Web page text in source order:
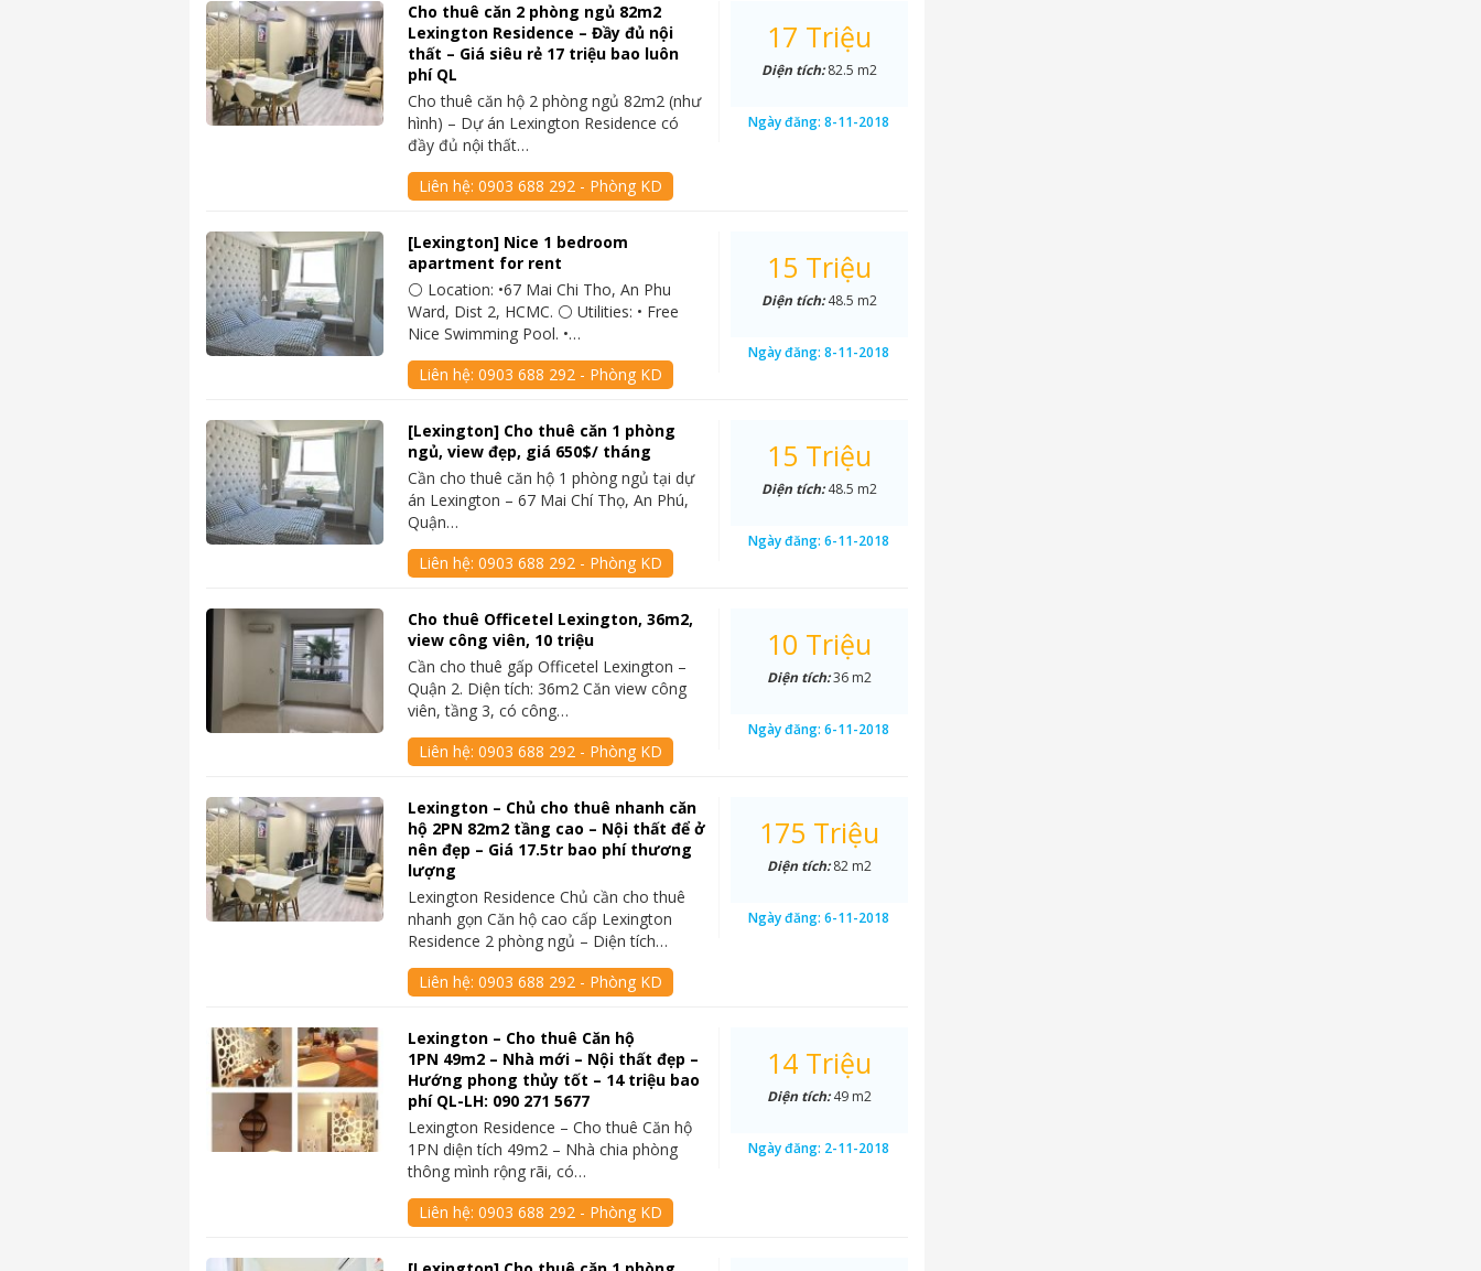
Cho thuê căn 2 phòng ngủ 82m2
Lexington Residence – Đầy đủ nội
thất – Giá siêu rẻ 17 triệu bao luôn
phí QL
Cho thuê căn hộ 2 phòng ngủ 82m2 (như
hình) – Dự án Lexington Residence có
đầy đủ nội thất…
Liên hệ:0903 688 292 - Phòng KD
17 Triệu
Diện tích:82.5 m2
Ngày đăng:8-11-2018
[Lexington] Nice 1 bedroom
apartment for rent
⚪ Location: •67 Mai Chi Tho, An Phu
Ward, Dist 2, HCMC. ⚪ Utilities: • Free
Nice Swimming Pool. •…
Liên hệ:0903 688 292 - Phòng KD
15 Triệu
Diện tích:48.5 m2
Ngày đăng:8-11-2018
[Lexington] Cho thuê căn 1 phòng
ngủ, view đẹp, giá 650$/ tháng
Cần cho thuê căn hộ 1 phòng ngủ tại dự
án Lexington – 67 Mai Chí Thọ, An Phú,
Quận…
Liên hệ:0903 688 292 - Phòng KD
15 Triệu
Diện tích:48.5 m2
Ngày đăng:6-11-2018
Cho thuê Officetel Lexington, 36m2,
view công viên, 10 triệu
Cần cho thuê gấp Officetel Lexington –
Quận 2. Diện tích: 36m2 Căn view công
viên, tầng 3, có công…
Liên hệ:0903 688 292 - Phòng KD
10 Triệu
Diện tích:36 m2
Ngày đăng:6-11-2018
Lexington – Chủ cho thuê nhanh căn
hộ 2PN 82m2 tầng cao – Nội thất để ở
nên đẹp – Giá 17.5tr bao phí thương
lượng
Lexington Residence Chủ cần cho thuê
nhanh gọn Căn hộ cao cấp Lexington
Residence 2 phòng ngủ – Diện tích…
Liên hệ:0903 688 292 - Phòng KD
175 Triệu
Diện tích:82 m2
Ngày đăng:6-11-2018
Lexington – Cho thuê Căn hộ
1PN 49m2 – Nhà mới – Nội thất đẹp –
Hướng phong thủy tốt – 14 triệu bao
phí QL-LH: 090 271 5677
Lexington Residence – Cho thuê Căn hộ
1PN diện tích 49m2 – Nhà chia phòng
thông mình rộng rãi, có…
Liên hệ:0903 688 292 - Phòng KD
14 Triệu
Diện tích:49 m2
Ngày đăng: 2-11-2018